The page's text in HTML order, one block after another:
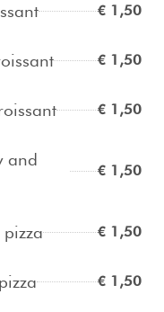
€ 1,50
€ 1,50
€ 1,50
and
€ 1,50
€ 1,50
€ 1,50